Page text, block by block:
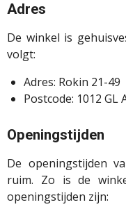
Adres
De winkel is
volgt:
Adres: Rokin 21-49
Postcode: 1012 GL
Openingstijden
De openingstijden
ruim. Zo is de
openingstijden zijn: